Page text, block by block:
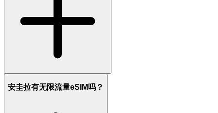
安圭拉有无限流量eSIM吗？